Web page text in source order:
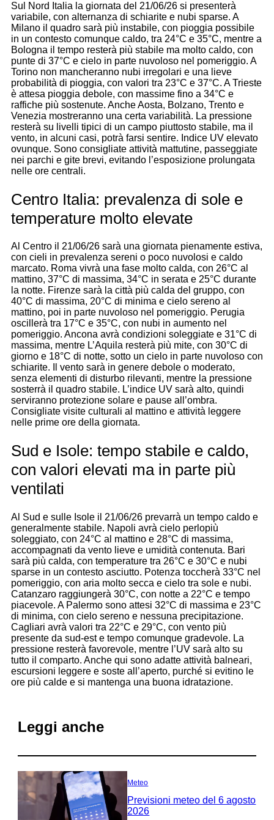
Sul Nord Italia la giornata del 21/06/26 si presenterà
variabile, con alternanza di schiarite e nubi sparse. A
Milano il quadro sarà più instabile, con pioggia possibile
in un contesto comunque caldo, tra 24°C e 35°C, mentre a
Bologna il tempo resterà più stabile ma molto caldo, con
punte di 37°C e cielo in parte nuvoloso nel pomeriggio. A
Torino non mancheranno nubi irregolari e una lieve
probabilità di pioggia, con valori tra 23°C e 37°C. A Trieste
è attesa pioggia debole, con massime fino a 34°C e
raffiche più sostenute. Anche Aosta, Bolzano, Trento e
Venezia mostreranno una certa variabilità. La pressione
resterà su livelli tipici di un campo piuttosto stabile, ma il
vento, in alcuni casi, potrà farsi sentire. Indice UV elevato
ovunque. Sono consigliate attività mattutine, passeggiate
nei parchi e gite brevi, evitando l’esposizione prolungata
nelle ore centrali.
Centro Italia: prevalenza di sole e
temperature molto elevate
Al Centro il 21/06/26 sarà una giornata pienamente estiva,
con cieli in prevalenza sereni o poco nuvolosi e caldo
marcato. Roma vivrà una fase molto calda, con 26°C al
mattino, 37°C di massima, 34°C in serata e 25°C durante
la notte. Firenze sarà la città più calda del gruppo, con
40°C di massima, 20°C di minima e cielo sereno al
mattino, poi in parte nuvoloso nel pomeriggio. Perugia
oscillerà tra 17°C e 35°C, con nubi in aumento nel
pomeriggio. Ancona avrà condizioni soleggiate e 31°C di
massima, mentre L’Aquila resterà più mite, con 30°C di
giorno e 18°C di notte, sotto un cielo in parte nuvoloso con
schiarite. Il vento sarà in genere debole o moderato,
senza elementi di disturbo rilevanti, mentre la pressione
sosterrà il quadro stabile. L’indice UV sarà alto, quindi
serviranno protezione solare e pause all’ombra.
Consigliate visite culturali al mattino e attività leggere
nelle prime ore della giornata.
Sud e Isole: tempo stabile e caldo,
con valori elevati ma in parte più
ventilati
Al Sud e sulle Isole il 21/06/26 prevarrà un tempo caldo e
generalmente stabile. Napoli avrà cielo perlopiù
soleggiato, con 24°C al mattino e 28°C di massima,
accompagnati da vento lieve e umidità contenuta. Bari
sarà più calda, con temperature tra 26°C e 30°C e nubi
sparse in un contesto asciutto. Potenza toccherà 33°C nel
pomeriggio, con aria molto secca e cielo tra sole e nubi.
Catanzaro raggiungerà 30°C, con notte a 22°C e tempo
piacevole. A Palermo sono attesi 32°C di massima e 23°C
di minima, con cielo sereno e nessuna precipitazione.
Cagliari avrà valori tra 22°C e 29°C, con vento più
presente da sud-est e tempo comunque gradevole. La
pressione resterà favorevole, mentre l’UV sarà alto su
tutto il comparto. Anche qui sono adatte attività balneari,
escursioni leggere e soste all’aperto, purché si evitino le
ore più calde e si mantenga una buona idratazione.
Leggi anche
Meteo
Previsioni meteo del 6 agosto
2026